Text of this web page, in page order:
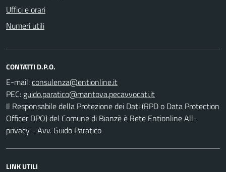
Uffici e orari
Numeri utili
CONTATTI D.P.O.
E-mail:
PEC:
Il Responsabile della Protezione dei Dati (RPD o Data Protection
Officer DPO) del Comune di Bianzè è Rete Entionline All-
privacy - Avv. Guido Paratico
LINK UTILI